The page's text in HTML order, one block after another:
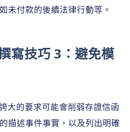
未付款的後續法律行動等。
寫技巧 3：避免模
大的要求可能會削弱存證信函
描述事件事實，以及列出明確